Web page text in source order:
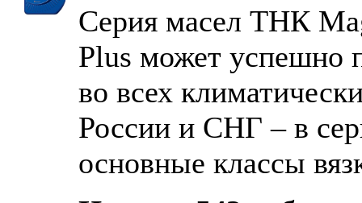
Серия масел ТНК
Plus может успешно
во всех
России и СНГ – в
основные классы